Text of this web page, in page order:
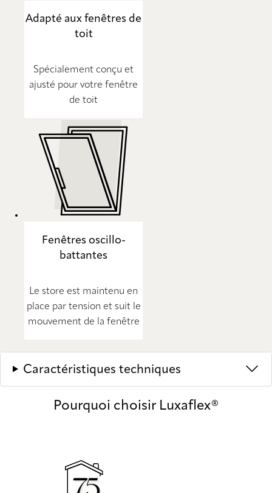
Adapté aux fenêtres de
toit
Spécialement conçu et
ajusté pour votre fenêtre
de toit
Fenêtres oscillo-
battantes
Le store est maintenu en
place par tension et suit le
mouvement de la fenêtre
Caractéristiques techniques
Pourquoi choisir Luxaflex®